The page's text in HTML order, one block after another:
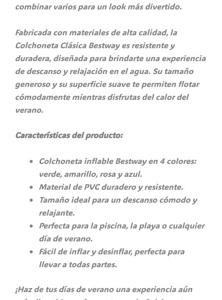
combinar varios para un look más divertido.
Fabricada con materiales de alta calidad, la
Colchoneta Clásica Bestway es resistente y
duradera, diseñada para brindarte una experiencia
de descanso y relajación en el agua. Su tamaño
generoso y su superficie suave te permiten flotar
cómodamente mientras disfrutas del calor del
verano.
Características del producto:
Colchoneta inflable Bestway en 4 colores:
verde, amarillo, rosa y azul.
Material de PVC duradero y resistente.
Tamaño ideal para un descanso cómodo y
relajante.
Perfecta para la piscina, la playa o cualquier
día de verano.
Fácil de inflar y desinflar, perfecta para
llevar a todas partes.
¡Haz de tus días de verano una experiencia aún